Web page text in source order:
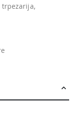
trpezarija,